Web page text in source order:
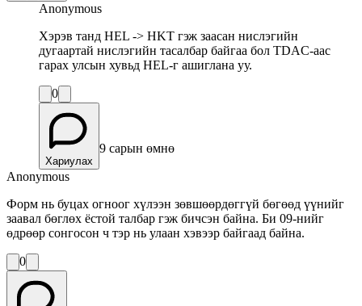
Anonymous
Хэрэв танд HEL -> HKT гэж заасан нислэгийн
дугаартай нислэгийн тасалбар байгаа бол TDAC-аас
гарах улсын хувьд HEL-г ашиглана уу.
0
Хариулах
9 сарын өмнө
Anonymous
Форм нь буцах огноог хүлээн зөвшөөрдөггүй бөгөөд үүнийг
заавал бөглөх ёстой талбар гэж бичсэн байна. Би 09-нийг
өдрөөр сонгосон ч тэр нь улаан хэвээр байгаад байна.
0